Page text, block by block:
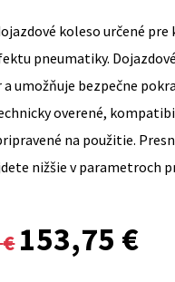
koleso určené
pneumatiky.
umožňuje bezpečne
overené,
na použitie.
nižšie v parametroch
€
Original
153,75 €